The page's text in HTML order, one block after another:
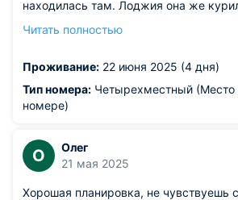
находилась там. Лоджия она же
колбасу нарезку- ночью ее кто-то
хостелом, и я думаю, вряд ли сюда
Читать полностью
Проживание: 22 июня 2025 (4 дня)
Тип номера: Четырехместный
номере)
О
Олег
21 мая 2025
Хорошая планировка, не чувствуешь